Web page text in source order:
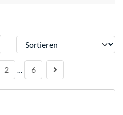
Sortieren
2 … 6